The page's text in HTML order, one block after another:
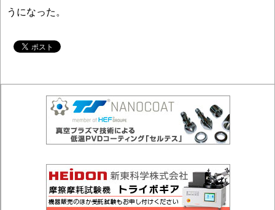
うになった。